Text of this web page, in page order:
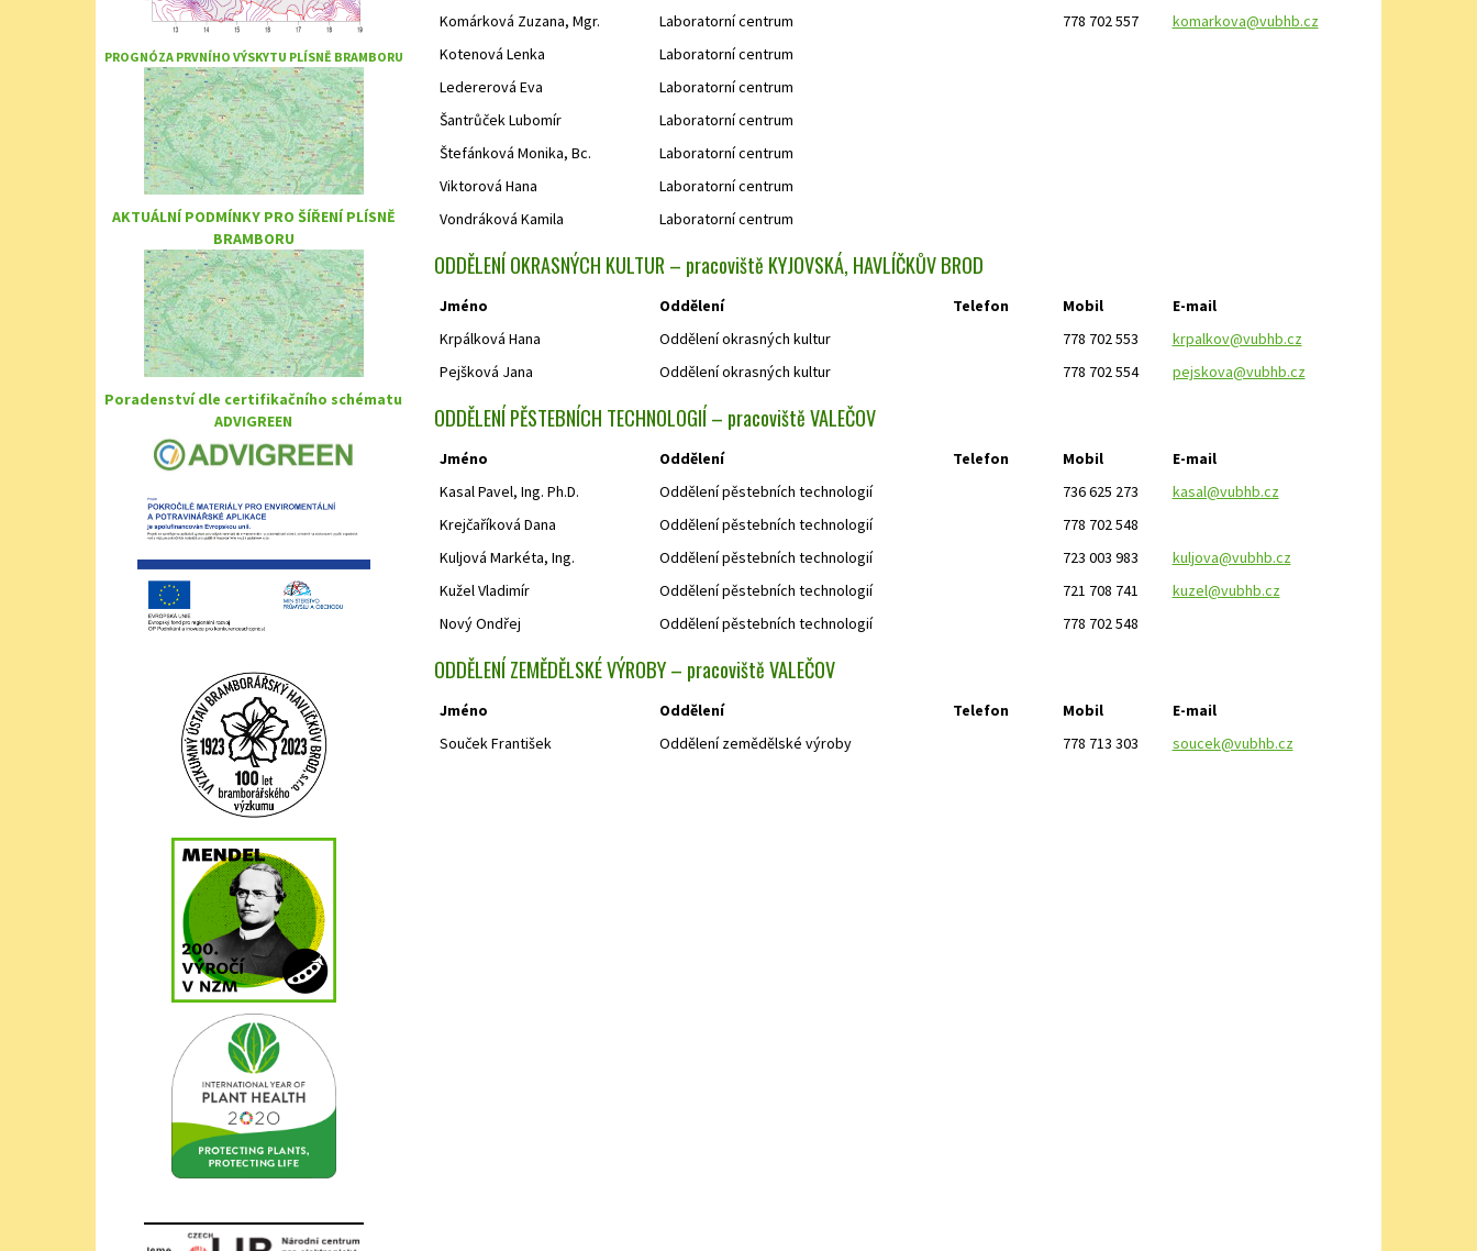
Komárková Zuzana, Mgr.
Laboratorní centrum 778 702 557
komarkova@vubhb.cz
Kotenová Lenka
Laboratorní centrum
Ledererová Eva
Laboratorní centrum
Šantrůček Lubomír
Laboratorní centrum
Štefánková Monika, Bc.
Laboratorní centrum
Viktorová Hana
Laboratorní centrum
Vondráková Kamila
Laboratorní centrum
ODDĚLENÍ OKRASNÝCH KULTUR – pracoviště KYJOVSKÁ, HAVLÍČKŮV BROD
Jméno Oddělení Telefon Mobil
E-mail
Krpálková Hana
Oddělení okrasných kultur 778 702 553
krpalkov@vubhb.cz
Pejšková Jana
Oddělení okrasných kultur 778 702 554 pejskova@vubhb.cz
ODDĚLENÍ PĚSTEBNÍCH TECHNOLOGIÍ – pracoviště VALEČOV
Jméno Oddělení Telefon Mobil
E-mail
Kasal Pavel, Ing. Ph.D.
Oddělení pěstebních technologií 736 625 273
kasal@vubhb.cz
Krejčaříková Dana
Oddělení pěstebních technologií
778 702 548
Kuljová Markéta, Ing.
Oddělení pěstebních technologií 723 003 983
kuljova@vubhb.cz
Kužel Vladimír
Oddělení pěstebních technologií 721 708 741
kuzel@vubhb.cz
Nový Ondřej
Oddělení pěstebních technologií 778 702 548
ODDĚLENÍ ZEMĚDĚLSKÉ VÝROBY – pracoviště VALEČOV
Jméno Oddělení Telefon Mobil
E-mail
Souček František
Oddělení zemědělské výroby 778 713 303 soucek@vubhb.cz
PROGNÓZA PRVNÍHO VÝSKYTU PLÍSNĚ BRAMBORU
AKTUÁLNÍ PODMÍNKY PRO ŠÍŘENÍ PLÍSNĚ
BRAMBORU
Poradenství dle certifikačního schématu
ADVIGREEN